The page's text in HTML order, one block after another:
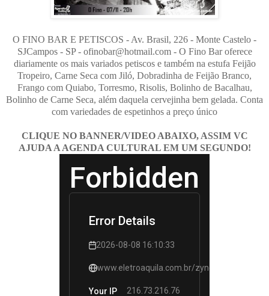
O FINO BAR E PETISCOS - Av. Brasil, 226 - Monte Castelo -
SJCampos - SP - ofinobar@hotmail.com - O Fino Bar oferece
diariamente os mais variados petiscos e também na estufa Feijão
Tropeiro, Carne Seca com Jiló, Dobradinha de Feijão Branco,
Frango com Quiabo, Torresmo, Risolis, Bolinho de Bacalhau,
Bolinho de Carne Seca, além daquela cervejinha bem gelada. Conta
com variedades de espetinhos a preço único
CLIQUE NO BANNER/VIDEO ABAIXO, ASSIM VC
AJUDA A AGENDA CULTURAL EM UM SEGUNDO!